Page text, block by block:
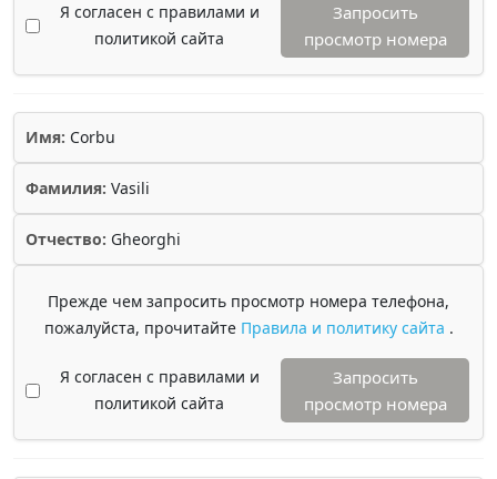
Я согласен с правилами и
политикой сайта
Запросить
просмотр номера
Имя: Corbu
Фамилия: Vasili
Отчество: Gheorghi
Прежде чем запросить просмотр номера телефона,
пожалуйста, прочитайте Правила и политику сайта .
Я согласен с правилами и
политикой сайта
Запросить
просмотр номера